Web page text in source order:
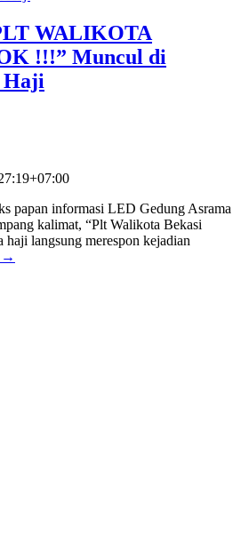
WALIKOTA
!!!” Muncul di
Haji
papan informasi LED Gedung Asrama
kalimat, “Plt Walikota Bekasi
haji langsung merespon kejadian
→